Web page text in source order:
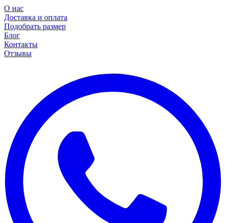
О нас
Доставка и оплата
Подобрать размер
Блог
Контакты
Отзывы